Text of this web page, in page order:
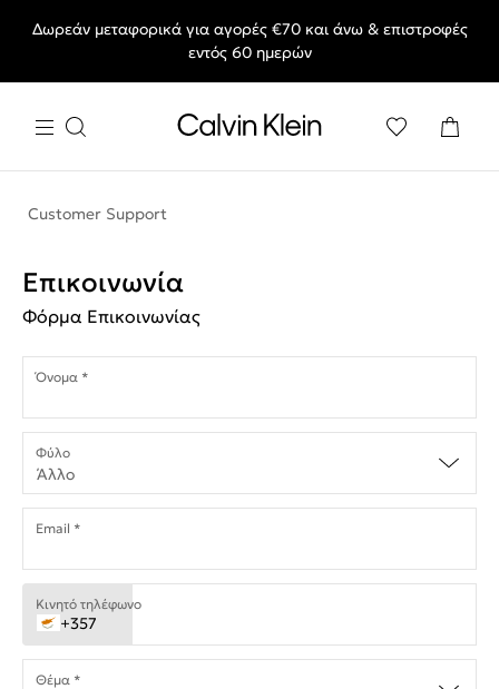
End of Season Sale: Αγαπημένα styles, στις τιμές που θες.
Δωρεάν μεταφορικά για αγορές €70 και άνω & επιστροφές
εντός 60 ημερών
Customer Support
Επικοινωνία
Φόρμα Επικοινωνίας
Όνομα *
Φύλο
Άλλο
Email *
Κινητό τηλέφωνο
+357
Θέμα *